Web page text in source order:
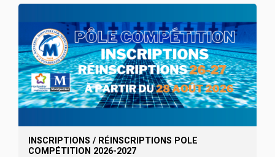
INSCRIPTIONS / RÉINSCRIPTIONS POLE
COMPÉTITION 2026-2027